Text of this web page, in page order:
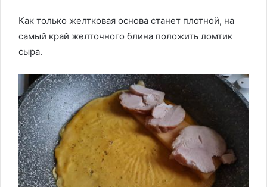
Как только желтковая основа станет плотной, на
самый край желточного блина положить ломтик
сыра.